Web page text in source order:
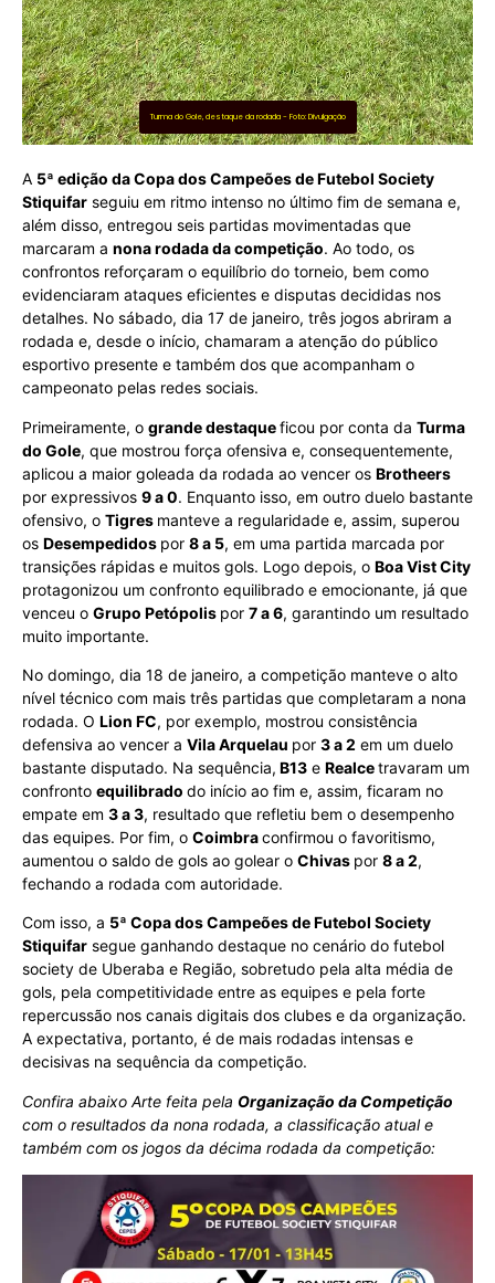
Turma do Gole, destaque da rodada - Foto: Divulgação
A 5ª edição da Copa dos Campeões de Futebol Society
Stiquifar seguiu em ritmo intenso no último fim de semana e,
além disso, entregou seis partidas movimentadas que
marcaram a nona rodada da competição. Ao todo, os
confrontos reforçaram o equilíbrio do torneio, bem como
evidenciaram ataques eficientes e disputas decididas nos
detalhes. No sábado, dia 17 de janeiro, três jogos abriram a
rodada e, desde o início, chamaram a atenção do público
esportivo presente e também dos que acompanham o
campeonato pelas redes sociais.
Primeiramente, o grande destaqueficou por conta da Turma
do Gole, que mostrou força ofensiva e, consequentemente,
aplicou a maior goleada da rodada ao vencer os Brotheers
por expressivos 9 a 0. Enquanto isso, em outro duelo bastante
ofensivo, o Tigres manteve a regularidade e, assim, superou
os Desempedidos por 8 a 5, em uma partida marcada por
transições rápidas e muitos gols. Logo depois, o Boa Vist City
protagonizou um confronto equilibrado e emocionante, já que
venceu o Grupo Petópolis por 7 a 6, garantindo um resultado
muito importante.
No domingo, dia 18 de janeiro, a competição manteve o alto
nível técnico com mais três partidas que completaram a nona
rodada. O Lion FC, por exemplo, mostrou consistência
defensiva ao vencer a Vila Arquelau por 3 a 2 em um duelo
bastante disputado. Na sequência, B13 e Realcetravaram um
confronto equilibrado do início ao fim e, assim, ficaram no
empate em 3 a 3, resultado que refletiu bem o desempenho
das equipes. Por fim, o Coimbraconfirmou o favoritismo,
aumentou o saldo de gols ao golear o Chivas por 8 a 2,
fechando a rodada com autoridade.
Com isso, a 5ª Copa dos Campeões de Futebol Society
Stiquifar segue ganhando destaque no cenário do futebol
society de Uberaba e Região, sobretudo pela alta média de
gols, pela competitividade entre as equipes e pela forte
repercussão nos canais digitais dos clubes e da organização.
A expectativa, portanto, é de mais rodadas intensas e
decisivas na sequência da competição.
Confira abaixo Arte feita pela Organização da Competição
com o resultados da nona rodada, a classificação atual e
também com os jogos da décima rodada da competição: